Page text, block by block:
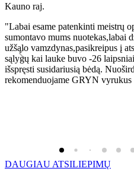
Kauno raj.
"Labai esame patenkinti meistrų
sumontavo mums nuotekas,labai
užšąlo vamzdynas,pasikreipus į
sąlygų kai lauke buvo -26
išspręsti susidariusią bėdą.
rekomenduojame GRYN
DAUGIAU ATSILIEPIMŲ